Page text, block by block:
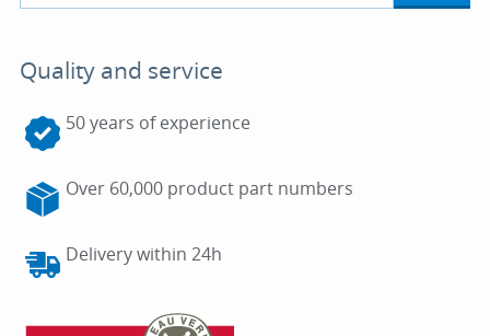
Quality and service
50 years of experience
Over 60,000 product part numbers
Delivery within 24h